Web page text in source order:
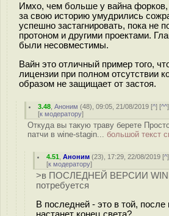
Имхо, чем больше у вайна
за свою историю умудрились
успешно застагнировать, пока не
протоном и другими проектами.
были несовместимы.
Вайн это отличный пример того,
лицензии при полном отсутствии
образом не защищает от застоя.
3.48 ,Аноним (48), 09:05, 21/08/2019 [^] [^^
[к модератору]
Откуда вы такую траву берете
патчи в wine-stagin... большой текст
4.51 ,Аноним (23), 17:29, 22/08/2019 [^
[к модератору]
>в ПОСЛЕДНЕЙ ВЕРСИИ WINE
потребуется
В последней - это в той, после